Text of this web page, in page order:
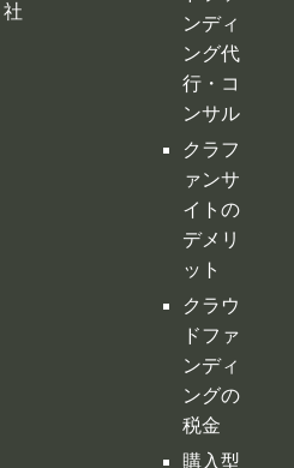
ング代
行・コ
ンサル
クラフ
ァンサ
イトの
デメリ
ット
クラウ
ドファ
ンディ
ングの
税金
購入型
クラウ